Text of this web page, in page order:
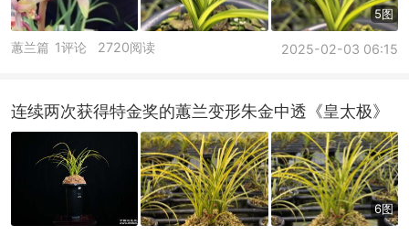
5图
蕙兰篇 2025-02-03 06:15
1评论 2720阅读
连续两次获得特金奖的蕙兰变形朱金中透《皇太极》
6图